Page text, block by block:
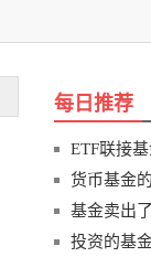
每日推荐
ETF联接
联
货币基金
基金卖出
投资的基